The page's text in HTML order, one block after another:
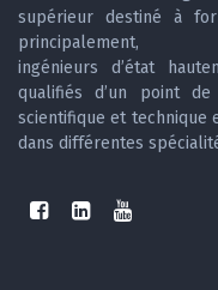
supérieur destiné à
principalement,
ingénieurs d’état
qualifiés d’un point de
scientifique et technique
dans différentes